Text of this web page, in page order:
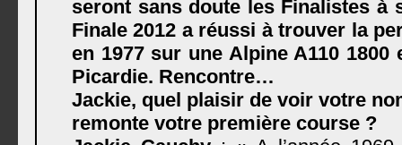
seront sans doute les Finalistes à
Finale 2012 a réussi à trouver la
en 1977 sur une Alpine A110
Picardie. Rencontre…
Jackie, quel plaisir de voir votre
remonte votre première course ?